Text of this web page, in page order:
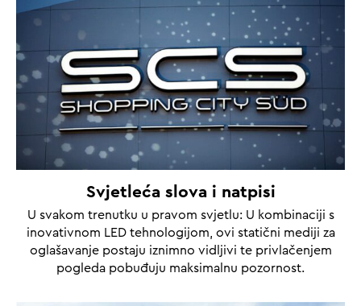
Svjetleća slova i natpisi
U svakom trenutku u pravom svjetlu: U kombinaciji s
inovativnom LED tehnologijom, ovi statični mediji za
oglašavanje postaju iznimno vidljivi te privlačenjem
pogleda pobuđuju maksimalnu pozornost.